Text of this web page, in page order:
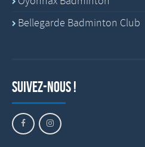
Bellegarde Badminton Club
Suivez-nous !